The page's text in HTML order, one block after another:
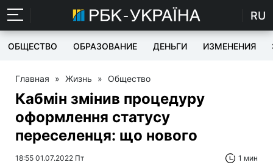
RU
ОБЩЕСТВО ОБРАЗОВАНИЕ ДЕНЬГИ ИЗМЕНЕНИЯ
Главная » Жизнь » Общество
Кабмін змінив процедуру
оформлення статусу
переселенця: що нового
18:55 01.07.2022 Пт 1 мин